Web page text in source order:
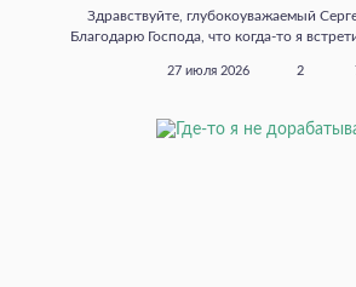
Здравствуйте, глубокоуважаемый
Благодарю Господа, что когда‑то я
27 июля 2026 2